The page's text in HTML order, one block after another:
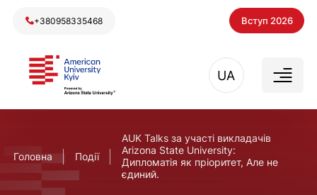
+380958335468 Вступ 2026
UA
Головна Події
AUK Talks за участі викладачів
Arizona State University:
Дипломатія як пріоритет, Але не
єдиний.